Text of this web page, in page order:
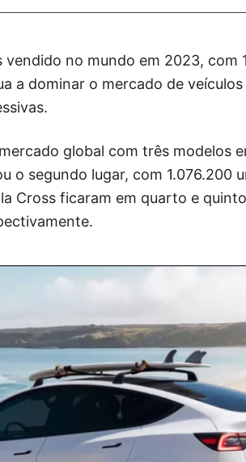
vendido no mundo em 2023, com
a dominar o mercado de
global com três modelos
o segundo lugar, com 1.076.200
Cross ficaram em quarto e